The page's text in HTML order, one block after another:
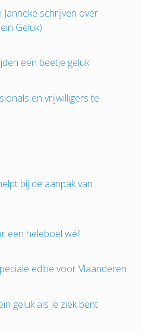
schrijven over
Geluk)
een beetje geluk
en vrijwilligers te
bij de aanpak van
een heleboel wél!
editie voor Vlaanderen
geluk als je ziek bent